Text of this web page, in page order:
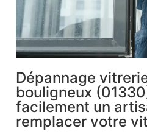
Dépannage
bouligneux
facilement un
remplacer votre